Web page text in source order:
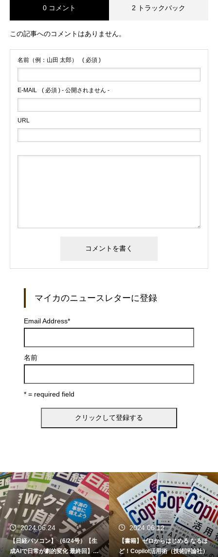
0 コメント 2 トラックバック
この記事へのコメントはありません。
名前（例：山田 太郎） ( 必須 )
E-MAIL ( 必須 ) - 公開されません -
URL
マイカのニュースレターに登録
Email Address*
名前
* = required field
2024.06.24
【日経パソコン】（6/24号）【生
成AIで日常が劇的変化 最終回】 A
2024.06.12
【書籍】ゼロからはじめる なるほ
ど！Copilot活用術（技術評論社）